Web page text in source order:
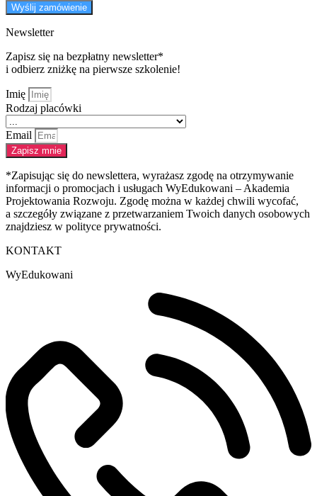
Wyślij zamówienie
Newsletter
Zapisz się na bezpłatny newsletter*
i odbierz zniżkę na pierwsze szkolenie!
Imię
Rodzaj placówki
Email
Zapisz mnie
*Zapisując się do newslettera, wyrażasz zgodę na otrzymywanie
informacji o promocjach i usługach WyEdukowani – Akademia
Projektowania Rozwoju. Zgodę można w każdej chwili wycofać,
a szczegóły związane z przetwarzaniem Twoich danych osobowych
znajdziesz w polityce prywatności.
KONTAKT
WyEdukowani